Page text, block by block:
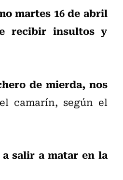
martes 16 de abril
recibir insultos y
de mierda, nos
camarín, según el
salir a matar en la